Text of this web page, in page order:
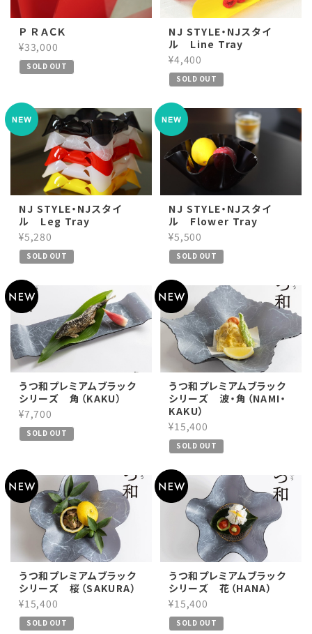
Ｐ ＲＡＣＫ
¥33,000
SOLD OUT
NJ STYLE・NJスタイ
ル Line Tray
¥4,400
SOLD OUT
NJ STYLE・NJスタイ
ル Leg Tray
¥5,280
SOLD OUT
NJ STYLE・NJスタイ
ル Flower Tray
¥5,500
SOLD OUT
うつ和プレミアムブラック
シリーズ 角（KAKU）
¥7,700
SOLD OUT
うつ和プレミアムブラック
シリーズ 波・角（NAMI・
KAKU）
¥15,400
SOLD OUT
うつ和プレミアムブラック
シリーズ 桜（SAKURA）
¥15,400
SOLD OUT
うつ和プレミアムブラック
シリーズ 花（HANA）
¥15,400
SOLD OUT